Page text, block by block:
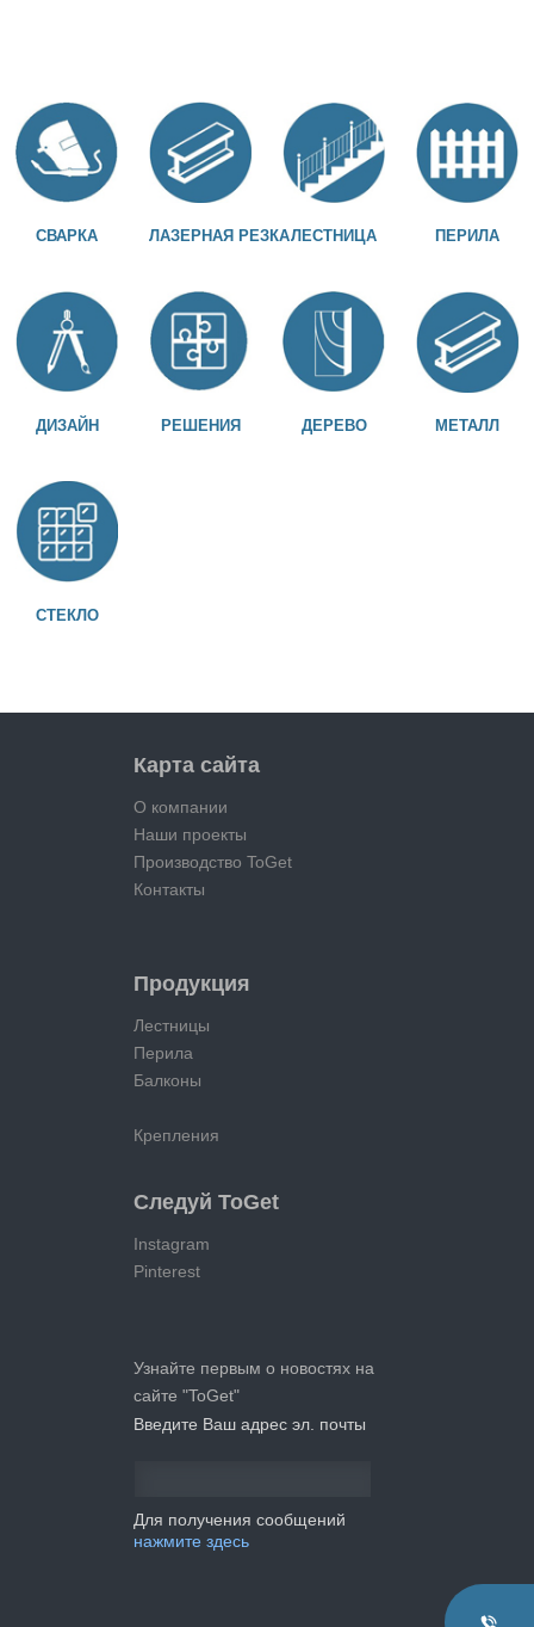
СВАРКА ЛАЗЕРНАЯ РЕЗКАЛЕСТНИЦА ПЕРИЛА
ДИЗАЙН РЕШЕНИЯ ДЕРЕВО МЕТАЛЛ
СТЕКЛО
Карта сайта
О компании
Наши проекты
Производство ToGet
Контакты
Продукция
Лестницы
Перила
Балконы
Крепления
Следуй ToGet
Instagram
Pinterest
Узнайте первым о новостях на
сайте "ToGet"
Введите Ваш адрес эл. почты
Для получения сообщений
нажмите здесь